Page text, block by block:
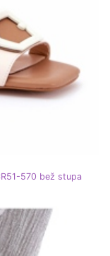
570 bež stupa